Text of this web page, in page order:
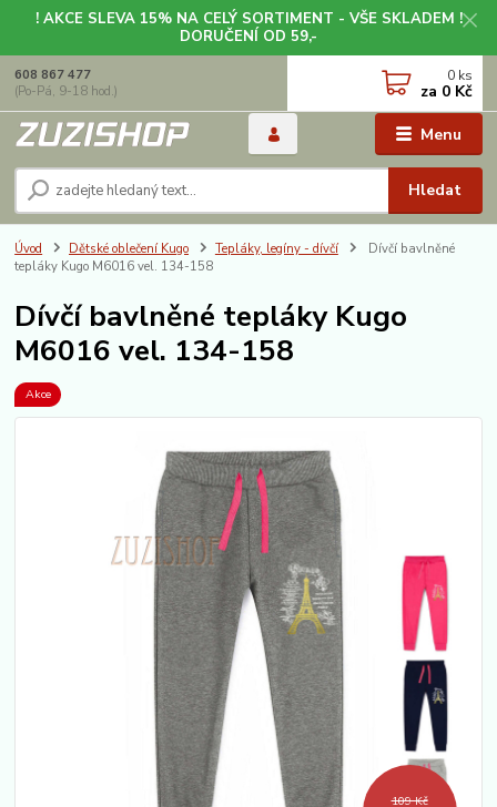
! AKCE SLEVA 15% NA CELÝ SORTIMENT - VŠE SKLADEM !
DORUČENÍ OD 59,-
Menu
Hledat
608 867 477
(Po-Pá, 9-18 hod.)
0 ks
za 0 Kč
Úvod Dětské oblečení Kugo Tepláky, legíny - dívčí
Dívčí bavlněné
tepláky Kugo M6016 vel. 134-158
Dívčí bavlněné tepláky Kugo
M6016 vel. 134-158
Akce
109 Kč